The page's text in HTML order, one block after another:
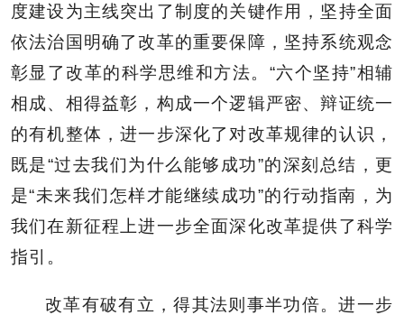
度建设为主线突出了制度的关键作用，坚持全面
依法治国明确了改革的重要保障，坚持系统观念
彰显了改革的科学思维和方法。“六个坚持”相辅
相成、相得益彰，构成一个逻辑严密、辩证统一
的有机整体，进一步深化了对改革规律的认识，
既是“过去我们为什么能够成功”的深刻总结，更
是“未来我们怎样才能继续成功”的行动指南，为
我们在新征程上进一步全面深化改革提供了科学
指引。
改革有破有立，得其法则事半功倍。进一步